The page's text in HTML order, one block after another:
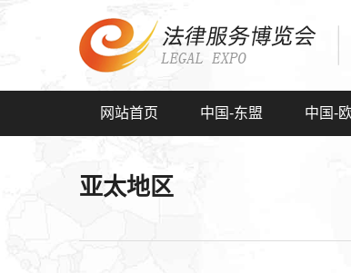
网站首页 中国-东盟 中国-
亚太地区